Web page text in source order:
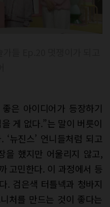
은 아이디어가 등장하기
게 없다.”는 말이 버릇이
뉴진스’ 언니들처럼 되고
을 했지만 어울리지 않고,
고민한다. 이 과정에서 등
. 검은색 터틀넥과 청바지
처를 만드는 것이 좋다는